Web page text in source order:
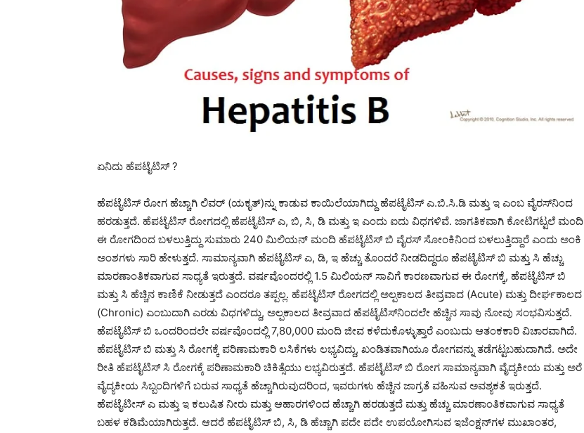
ಏನಿದು ಹೆಪಟೈಟಿಸ್ ?
ಹೆಪಟೈಟಿಸ್ ರೋಗ ಹೆಚ್ಚಾಗಿ ಲಿವರ್ (ಯಕೃತ್)ನ್ನು ಕಾಡುವ ಕಾಯಿಲೆಯಾಗಿದ್ದು ಹೆಪಟೈಟಿಸ್ ಎ.ಬಿ.ಸಿ.ಡಿ ಮತ್ತು ಇ ಎಂಬ ವೈರಸ್‍ನಿಂದ
ಹರಡುತ್ತದೆ. ಹೆಪಟೈಟಿಸ್ ರೋಗದಲ್ಲಿ ಹೆಪಟೈಟಿಸ್ ಎ, ಬಿ, ಸಿ, ಡಿ ಮತ್ತು ಇ ಎಂದು ಐದು ವಿಧಗಳಿವೆ. ಜಾಗತಿಕವಾಗಿ ಕೋಟಿಗಟ್ಟಲೆ ಮಂದಿ
ಈ ರೋಗದಿಂದ ಬಳಲುತ್ತಿದ್ದು ಸುಮಾರು 240 ಮಿಲಿಯನ್ ಮಂದಿ ಹೆಪಟೈಟಿಸ್ ಬಿ ವೈರಸ್ ಸೋಂಕಿನಿಂದ ಬಳಲುತ್ತಿದ್ದಾರೆ ಎಂದು ಅಂಕಿ
ಅಂಶಗಳು ಸಾರಿ ಹೇಳುತ್ತದೆ. ಸಾಮಾನ್ಯವಾಗಿ ಹೆಪಟೈಟಿಸ್ ಎ, ಡಿ, ಇ ಹೆಚ್ಚು ತೊಂದರೆ ನೀಡದಿದ್ದರೂ ಹೆಪಟೈಟಿಸ್ ಬಿ ಮತ್ತು ಸಿ ಹೆಚ್ಚು
ಮಾರಣಾಂತಿಕವಾಗುವ ಸಾಧ್ಯತೆ ಇರುತ್ತದೆ. ವರ್ಷವೊಂದರಲ್ಲಿ 1.5 ಮಿಲಿಯನ್ ಸಾವಿಗೆ ಕಾರಣವಾಗುವ ಈ ರೋಗಕ್ಕೆ, ಹೆಪಟೈಟಿಸ್ ಬಿ
ಮತ್ತು ಸಿ ಹೆಚ್ಚಿನ ಕಾಣಿಕೆ ನೀಡುತ್ತದೆ ಎಂದರೂ ತಪ್ಪಲ್ಲ. ಹೆಪಟೈಟಿಸ್ ರೋಗದಲ್ಲಿ ಅಲ್ಪಕಾಲದ ತೀವ್ರವಾದ (Acute) ಮತ್ತು ದೀರ್ಘಕಾಲದ
(Chronic) ಎಂಬುದಾಗಿ ಎರಡು ವಿಧಗಳಿದ್ದು, ಅಲ್ಪಕಾಲದ ತೀವ್ರವಾದ ಹೆಪಟೈಟಿಸ್‍ನಿಂದಲೇ ಹೆಚ್ಚಿನ ಸಾವು ನೋವು ಸಂಭವಿಸುತ್ತದೆ.
ಹೆಪಟೈಟಿಸ್ ಬಿ ಒಂದರಿಂದಲೇ ವರ್ಷವೊಂದಲ್ಲಿ 7,80,000 ಮಂದಿ ಜೀವ ಕಳೆದುಕೊಳ್ಳುತ್ತಾರೆ ಎಂಬುದು ಆತಂಕಕಾರಿ ವಿಚಾರವಾಗಿದೆ.
ಹೆಪಟೈಟಿಸ್ ಬಿ ಮತ್ತು ಸಿ ರೋಗಕ್ಕೆ ಪರಿಣಾಮಕಾರಿ ಲಸಿಕೆಗಳು ಲಭ್ಯವಿದ್ದು, ಖಂಡಿತವಾಗಿಯೂ ರೋಗವನ್ನು ತಡೆಗಟ್ಟಬಹುದಾಗಿದೆ. ಅದೇ
ರೀತಿ ಹೆಪಟೈಟಿಸ್ ಸಿ ರೋಗಕ್ಕೆ ಪರಿಣಾಮಕಾರಿ ಚಿಕಿತ್ಸೆಯು ಲಭ್ಯವಿರುತ್ತದೆ. ಹೆಪಟೈಟಿಸ್ ಬಿ ರೋಗ ಸಾಮಾನ್ಯವಾಗಿ ವೈದ್ಯಕೀಯ ಮತ್ತು ಅರೆ
ವೈದ್ಯಕೀಯ ಸಿಬ್ಬಂದಿಗಳಿಗೆ ಬರುವ ಸಾಧ್ಯತೆ ಹೆಚ್ಚಾಗಿರುವುದರಿಂದ, ಇವರುಗಳು ಹೆಚ್ಚಿನ ಜಾಗ್ರತೆ ವಹಿಸುವ ಅವಶ್ಯಕತೆ ಇರುತ್ತದೆ.
ಹೆಪಟೈಟೀಸ್ ಎ ಮತ್ತು ಇ ಕಲುಷಿತ ನೀರು ಮತ್ತು ಆಹಾರಗಳಿಂದ ಹೆಚ್ಚಾಗಿ ಹರಡುತ್ತದೆ ಮತ್ತು ಹೆಚ್ಚು ಮಾರಣಾಂತಿಕವಾಗುವ ಸಾಧ್ಯತೆ
ಬಹಳ ಕಡಿಮೆಯಾಗಿರುತ್ತದೆ. ಆದರೆ ಹೆಪಟೈಟಿಸ್ ಬಿ, ಸಿ, ಡಿ ಹೆಚ್ಚಾಗಿ ಪದೇ ಪದೇ ಉಪಯೋಗಿಸುವ ಇಜೆಂಕ್ಷನ್‍ಗಳ ಮುಖಾಂತರ,